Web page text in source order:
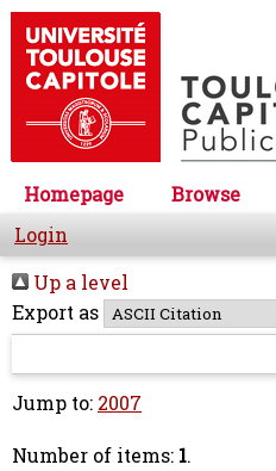
Homepage Browse
Login
Up a level
Export as
Jump to: 2007
Number of items: 1.